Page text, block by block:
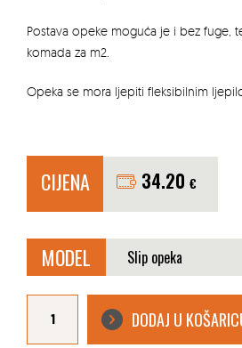
Postava opeke moguća je i bez fuge,
komada za m2.
Opeka se mora ljepiti fleksibilnim
CIJENA 34.20 €
MODEL
FASADNA
NELISSEN
DODAJ U